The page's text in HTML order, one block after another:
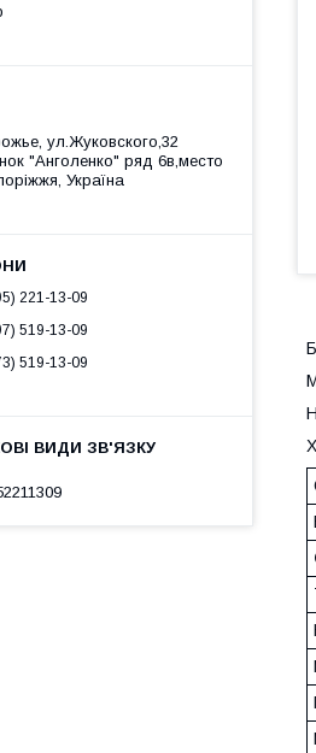
ул.Жуковского,32
"Анголенко" ряд 6в,место
Україна
221-13-09
519-13-09
519-13-09